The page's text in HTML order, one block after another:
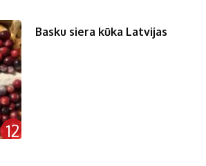
12
Basku siera kūka Latvijas